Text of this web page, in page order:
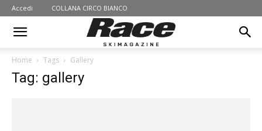
Accedi COLLANA CIRCO BIANCO
Home Tags Gallery
Tag: gallery